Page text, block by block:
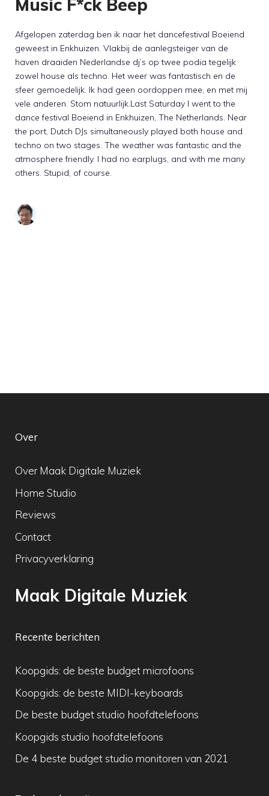
Music F*ck Beep
Afgelopen zaterdag ben ik naar het dancefestival Boeiend
geweest in Enkhuizen. Vlakbij de aanlegsteiger van de
haven draaiden Nederlandse dj’s op twee podia tegelijk
zowel house als techno. Het weer was fantastisch en de
sfeer gemoedelijk. Ik had geen oordoppen mee, en met mij
vele anderen. Stom natuurlijk.Last Saturday I went to the
dance festival Boeiend in Enkhuizen, The Netherlands. Near
the port, Dutch DJs simultaneously played both house and
techno on two stages. The weather was fantastic and the
atmosphere friendly. I had no earplugs, and with me many
others. Stupid, of course.
Over
Over Maak Digitale Muziek
Home Studio
Reviews
Contact
Privacyverklaring
Maak Digitale Muziek
Recente berichten
Koopgids: de beste budget microfoons
Koopgids: de beste MIDI-keyboards
De beste budget studio hoofdtelefoons
Koopgids studio hoofdtelefoons
De 4 beste budget studio monitoren van 2021